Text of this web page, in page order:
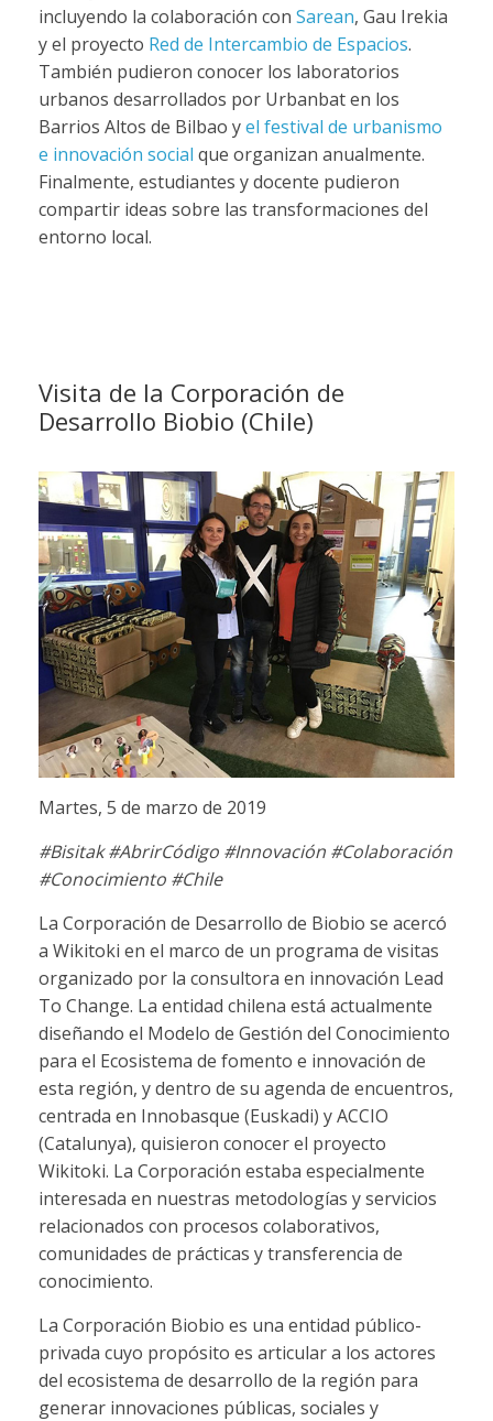
incluyendo la colaboración con Sarean, Gau Irekia
y el proyecto Red de Intercambio de Espacios.
También pudieron conocer los laboratorios
urbanos desarrollados por Urbanbat en los
Barrios Altos de Bilbao yel festival de urbanismo
e innovación social que organizan anualmente.
Finalmente, estudiantes y docente pudieron
compartir ideas sobre las transformaciones del
entorno local.
Visita de la Corporación de
Desarrollo Biobio (Chile)
Martes, 5 de marzo de 2019
#Bisitak #AbrirCódigo #Innovación #Colaboración
#Conocimiento #Chile
La Corporación de Desarrollo de Biobio se acercó
a Wikitoki en el marco de un programa de visitas
organizado por la consultora en innovación Lead
To Change. La entidad chilena está actualmente
diseñando el Modelo de Gestión del Conocimiento
para el Ecosistema de fomento e innovación de
esta región, y dentro de su agenda de encuentros,
centrada en Innobasque (Euskadi) y ACCIO
(Catalunya), quisieron conocer el proyecto
Wikitoki. La Corporación estaba especialmente
interesada en nuestras metodologías y servicios
relacionados con procesos colaborativos,
comunidades de prácticas y transferencia de
conocimiento.
La Corporación Biobio es una entidad público-
privada cuyo propósito es articular a los actores
del ecosistema de desarrollo de la región para
generar innovaciones públicas, sociales y